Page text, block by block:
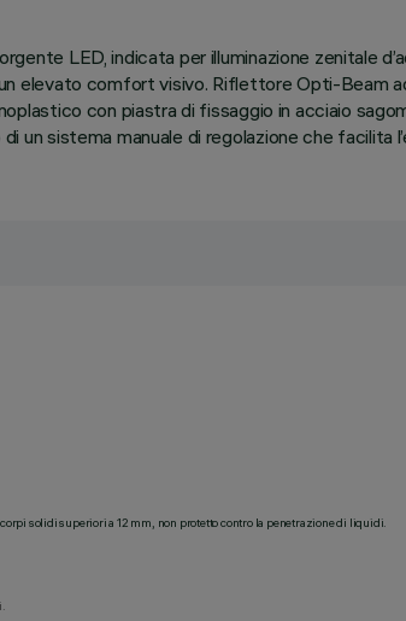
LED, indicata per illuminazione
elevato comfort visivo. Riflettore Opti-Beam
con piastra di fissaggio in acciaio
un sistema manuale di regolazione che facilita
solidi superiori a 12 mm, non protetto contro la penetrazione di liquidi.